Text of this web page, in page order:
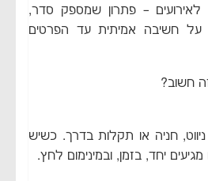
לאירועים – פתרון שמספק סדר,
על חשיבה אמיתית עד הפרטים
חשוב?
חניה או תקלות בדרך. כשיש
יחד, בזמן, ובמינימום לחץ.